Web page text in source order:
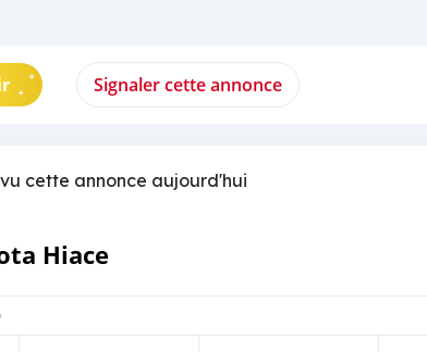
Signaler cette annonce
cette annonce aujourd'hui
Hiace